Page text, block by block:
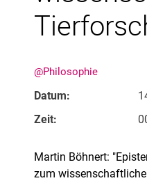
@Philosophie
Datum:
Zeit:
Martin Böhnert:
zum